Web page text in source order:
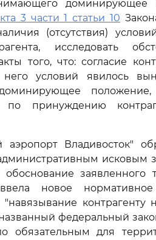
доминирующее
3 части 1 статьи 10
(отсутствия)
исследовать
того, что: согласие
условий явилось
по принуждению
Владивосток"
исковым
заявленного
новое нормативное
контрагенту
федеральный
обязательным для